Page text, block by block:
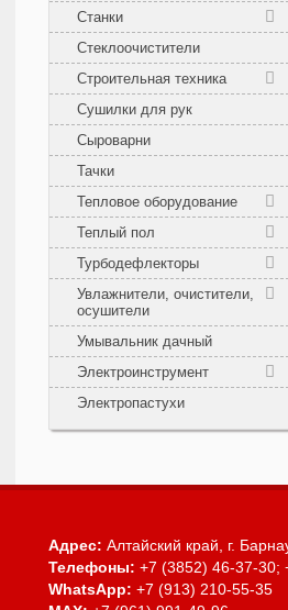
Станки
Стеклоочистители
Строительная техника
Сушилки для рук
Сыроварни
Тачки
Тепловое оборудование
Теплый пол
Турбодефлекторы
Увлажнители, очистители,
осушители
Умывальник дачный
Электроинструмент
Электропастухи
Адрес: Алтайский край, г.
Телефоны: +7 (3852) 46-37-30;
WhatsApp: +7 (913) 210-55-35